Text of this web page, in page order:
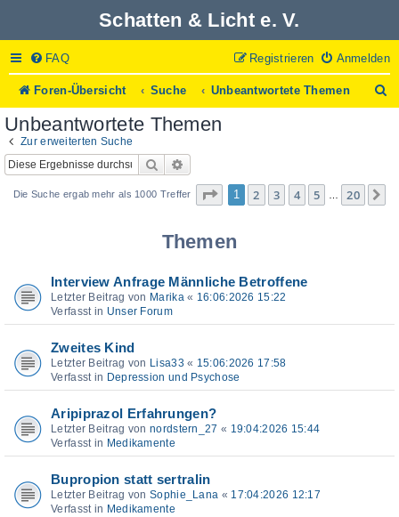
Schatten & Licht e. V.
FAQ Anmelden
Registrieren
Foren-Übersicht Suche Unbeantwortete Themen
u
Unbeantwortete Themen
Zur erweiterten Suche
Suche
Die Suche ergab mehr als 1000 Treffer Seite 1von 20
1 2 3 4 5 … 20
Themen
Interview Anfrage Männliche Betroffene
Letzter Beitrag von Marika« 16:06:2026 15:22
Verfasst in Unser Forum
Zweites Kind
Letzter Beitrag von Lisa33 « 15:06:2026 17:58
Verfasst in Depression und Psychose
Aripiprazol Erfahrungen?
Letzter Beitrag von nordstern_27 « 19:04:2026 15:44
Verfasst in Medikamente
Bupropion statt sertralin
Letzter Beitrag von Sophie_Lana « 17:04:2026 12:17
Verfasst in Medikamente